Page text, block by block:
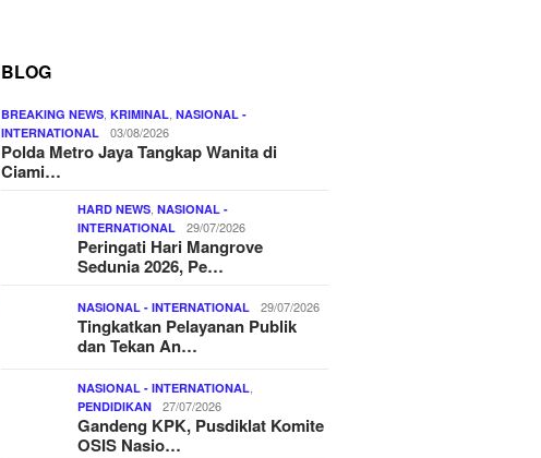
BLOG
BREAKING NEWS ,KRIMINAL ,NASIONAL -
INTERNATIONAL
03/08/2026
Polda Metro Jaya Tangkap Wanita di
Ciami…
HARD NEWS ,NASIONAL -
INTERNATIONAL
29/07/2026
Peringati Hari Mangrove
Sedunia 2026, Pe…
NASIONAL - INTERNATIONAL 29/07/2026
Tingkatkan Pelayanan Publik
dan Tekan An…
NASIONAL - INTERNATIONAL
PENDIDIKAN 27/07/2026
Gandeng KPK, Pusdiklat Komite
OSIS Nasio…